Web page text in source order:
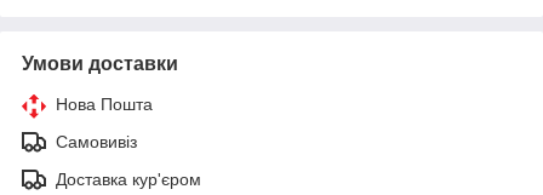
Умови доставки
Нова Пошта
Самовивіз
Доставка кур'єром